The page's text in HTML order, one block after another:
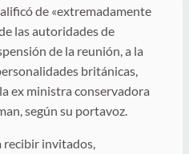
de «extremadamente
las autoridades de
de la reunión, a la
británicas,
ex ministra conservadora
según su portavoz.
recibir invitados,